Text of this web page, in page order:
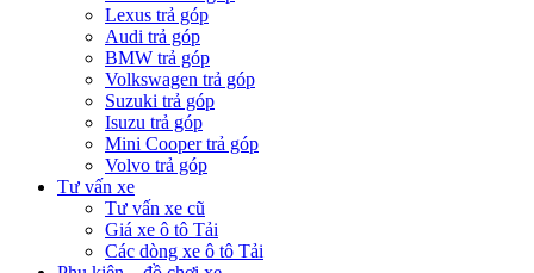
Lexus trả góp
Audi trả góp
BMW trả góp
Volkswagen trả góp
Suzuki trả góp
Isuzu trả góp
Mini Cooper trả góp
Volvo trả góp
Tư vấn xe
Tư vấn xe cũ
Giá xe ô tô Tải
Các dòng xe ô tô Tải